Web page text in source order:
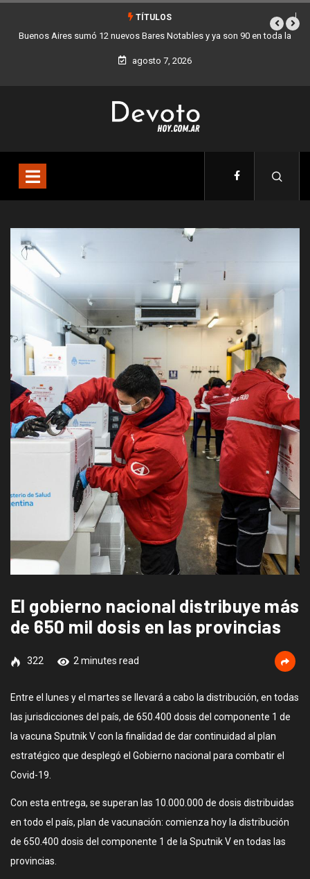
TÍTULOS
en toda la Los stands móviles de la Ciudad llegan esta semana a Villa
agosto 7, 2026
El gobierno nacional distribuye más
de 650 mil dosis en las provincias
322 2 minutes read
Entre el lunes y el martes se llevará a cabo la distribución, en todas
las jurisdicciones del país, de 650.400 dosis del componente 1 de
la vacuna Sputnik V con la finalidad de dar continuidad al plan
estratégico que desplegó el Gobierno nacional para combatir el
Covid-19.
Con esta entrega, se superan las 10.000.000 de dosis distribuidas
en todo el país, plan de vacunación: comienza hoy la distribución
de 650.400 dosis del componente 1 de la Sputnik V en todas las
provincias.